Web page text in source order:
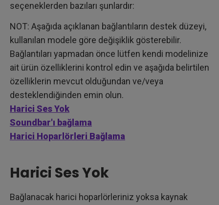
seçeneklerden bazıları şunlardır:
NOT: Aşağıda açıklanan bağlantıların destek düzeyi,
kullanılan modele göre değişiklik gösterebilir.
Bağlantıları yapmadan önce lütfen kendi modelinize
ait ürün özelliklerini kontrol edin ve aşağıda belirtilen
özelliklerin mevcut olduğundan ve/veya
desteklendiğinden emin olun.
Harici Ses Yok
Soundbar'ı bağlama
Harici Hoparlörleri Bağlama
Harici Ses Yok
Bağlanacak harici hoparlörleriniz yoksa kaynak